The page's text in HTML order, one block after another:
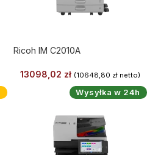
Ricoh IM C2010A
13098,02 zł (10648,80 zł netto)
Wysyłka w 24h